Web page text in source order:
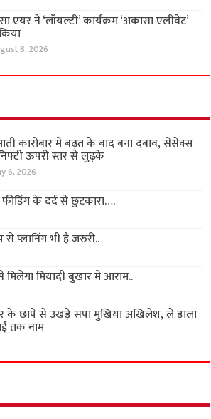
एयर ने ‘लॉयल्टी’ कार्यक्रम ‘अकासा एलीवेट’
8, 2026
कारोबार में बढ़त के बाद बना दबाव, सेंसेक्स
ऊपरी स्तर से लुढ़के
6, 2026
फीडिंग के दर्द से छुटकारा….
प्लानिंग भी है जरुरी..
मियादी बुखार में आराम..
के छापे से उखड़े सपा मुखिया अखिलेश, ले डाला
तक नाम